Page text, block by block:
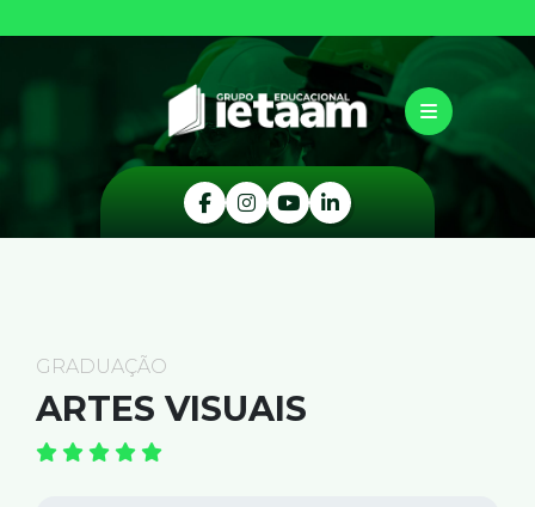
GRADUAÇÃO
ARTES VISUAIS